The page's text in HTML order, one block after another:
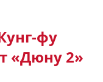
фу
«Дюну 2»